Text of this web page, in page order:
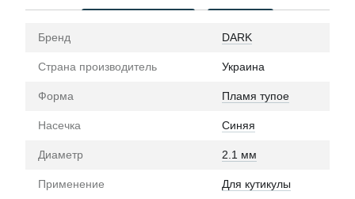
Бренд DARK
Страна производитель Украина
Форма Пламя тупое
Насечка Синяя
Диаметр 2.1 мм
Применение Для кутикулы